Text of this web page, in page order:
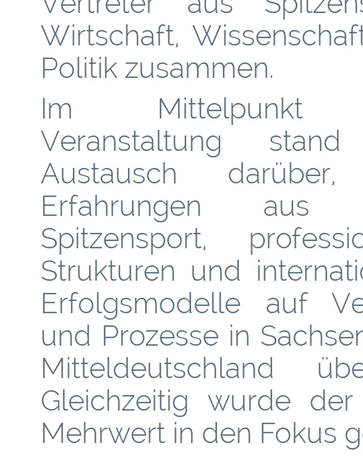
Wirtschaft,
Politik zusammen.
Im Mittelpunkt
Veranstaltung
Austausch
Erfahrungen aus
Spitzensport,
Strukturen und
Erfolgsmodelle auf
und Prozesse in
Mitteldeutschland
Gleichzeitig wurde
Mehrwert in den Fokus